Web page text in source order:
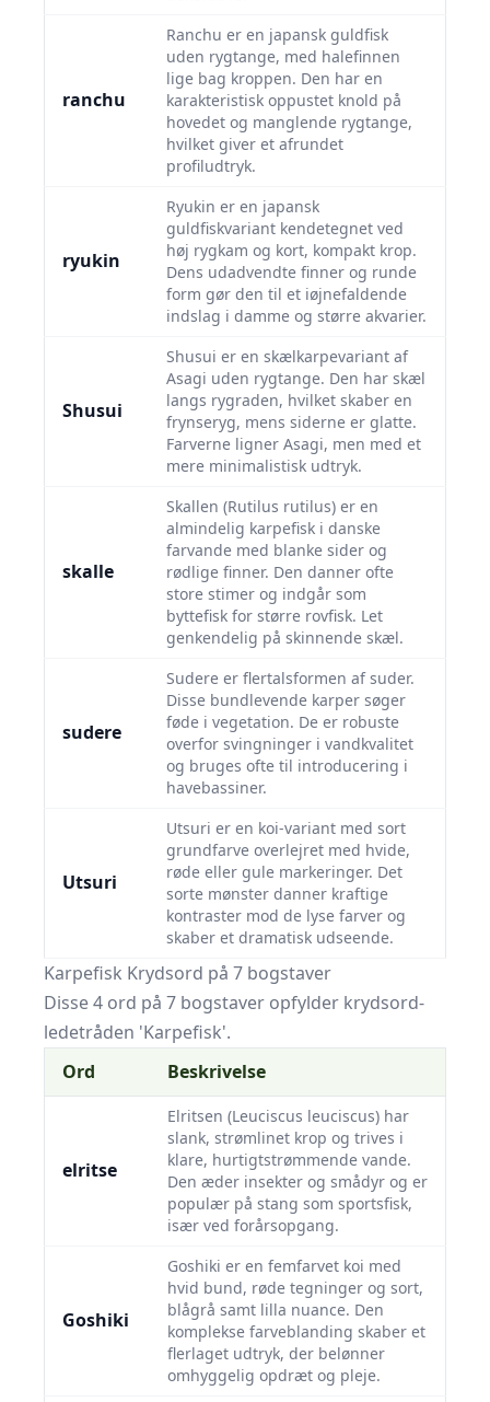
ranchu
Ranchu er en japansk guldfisk
uden rygtange, med halefinnen
lige bag kroppen. Den har en
karakteristisk oppustet knold på
hovedet og manglende rygtange,
hvilket giver et afrundet
profiludtryk.
ryukin
Ryukin er en japansk
guldfiskvariant kendetegnet ved
høj rygkam og kort, kompakt krop.
Dens udadvendte finner og runde
form gør den til et iøjnefaldende
indslag i damme og større akvarier.
Shusui
Shusui er en skælkarpevariant af
Asagi uden rygtange. Den har skæl
langs rygraden, hvilket skaber en
frynseryg, mens siderne er glatte.
Farverne ligner Asagi, men med et
mere minimalistisk udtryk.
skalle
Skallen (Rutilus rutilus) er en
almindelig karpefisk i danske
farvande med blanke sider og
rødlige finner. Den danner ofte
store stimer og indgår som
byttefisk for større rovfisk. Let
genkendelig på skinnende skæl.
sudere
Sudere er flertalsformen af suder.
Disse bundlevende karper søger
føde i vegetation. De er robuste
overfor svingninger i vandkvalitet
og bruges ofte til introducering i
havebassiner.
Utsuri
Utsuri er en koi-variant med sort
grundfarve overlejret med hvide,
røde eller gule markeringer. Det
sorte mønster danner kraftige
kontraster mod de lyse farver og
skaber et dramatisk udseende.
Karpefisk Krydsord på 7 bogstaver
Disse 4 ord på 7 bogstaver opfylder krydsord-
ledetråden 'Karpefisk'.
Ord
Beskrivelse
elritse
Elritsen (Leuciscus leuciscus) har
slank, strømlinet krop og trives i
klare, hurtigtstrømmende vande.
Den æder insekter og smådyr og er
populær på stang som sportsfisk,
især ved forårsopgang.
Goshiki
Goshiki er en femfarvet koi med
hvid bund, røde tegninger og sort,
blågrå samt lilla nuance. Den
komplekse farveblanding skaber et
flerlaget udtryk, der belønner
omhyggelig opdræt og pleje.